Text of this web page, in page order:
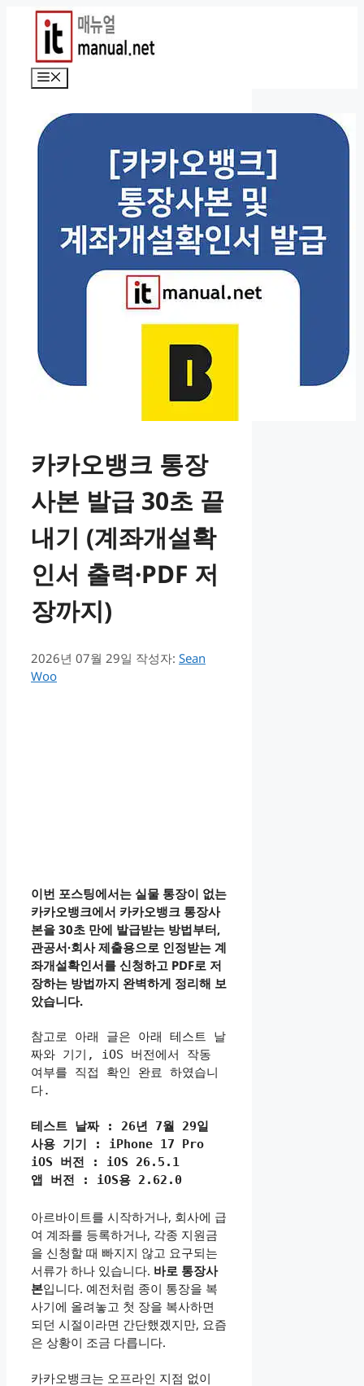
카카오뱅크 통장
사본 발급 30초 끝
내기 (계좌개설확
인서 출력·PDF 저
장까지)
2026년 07월 29일 작성자: Sean
Woo
이번 포스팅에서는 실물 통장이 없는
카카오뱅크에서 카카오뱅크 통장사
본을 30초 만에 발급받는 방법부터,
관공서·회사 제출용으로 인정받는 계
좌개설확인서를 신청하고 PDF로 저
장하는 방법까지 완벽하게 정리해 보
았습니다.
참고로 아래 글은 아래 테스트 날
짜와 기기, iOS 버전에서 작동
여부를 직접 확인 완료 하였습니
다.
테스트 날짜 : 26년 7월 29일
사용 기기 : iPhone 17 Pro
iOS 버전 : iOS 26.5.1
앱 버전 : iOS용 2.62.0
아르바이트를 시작하거나, 회사에 급
여 계좌를 등록하거나, 각종 지원금
을 신청할 때 빠지지 않고 요구되는
서류가 하나 있습니다. 바로 통장사
본입니다. 예전처럼 종이 통장을 복
사기에 올려놓고 첫 장을 복사하면
되던 시절이라면 간단했겠지만, 요즘
은 상황이 조금 다릅니다.
카카오뱅크는 오프라인 지점 없이